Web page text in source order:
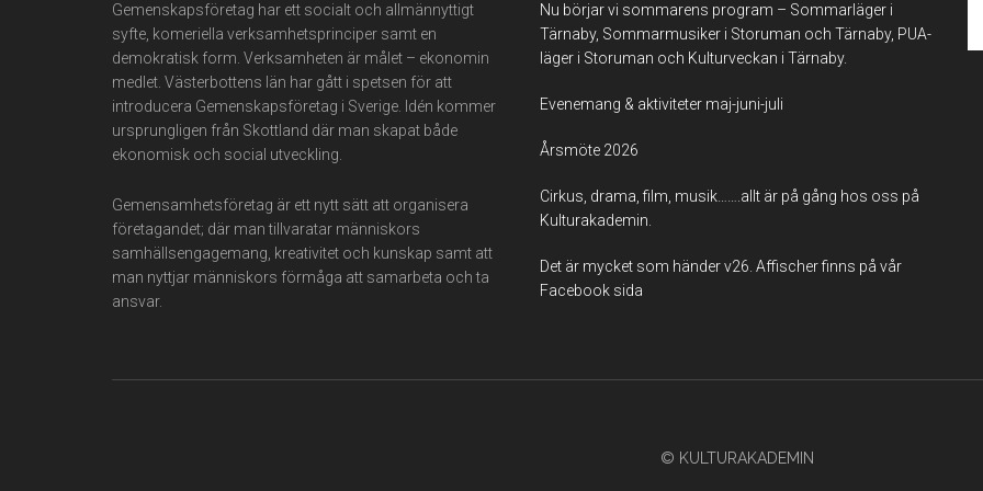
Gemenskapsföretag har ett socialt och allmännyttigt
syfte, komeriella verksamhetsprinciper samt en
demokratisk form. Verksamheten är målet – ekonomin
medlet. Västerbottens län har gått i spetsen för att
introducera Gemenskapsföretag i Sverige. Idén kommer
ursprungligen från Skottland där man skapat både
ekonomisk och social utveckling.
Gemensamhetsföretag är ett nytt sätt att organisera
företagandet; där man tillvaratar människors
samhällsengagemang, kreativitet och kunskap samt att
man nyttjar människors förmåga att samarbeta och ta
ansvar.
Nu börjar vi sommarens program – Sommarläger i
Tärnaby, Sommarmusiker i Storuman och Tärnaby, PUA-
läger i Storuman och Kulturveckan i Tärnaby.
Evenemang & aktiviteter maj-juni-juli
Årsmöte 2026
Cirkus, drama, film, musik…….allt är på gång hos oss på
Kulturakademin.
Det är mycket som händer v26. Affischer finns på vår
Facebook sida
© KULTURAKADEMIN